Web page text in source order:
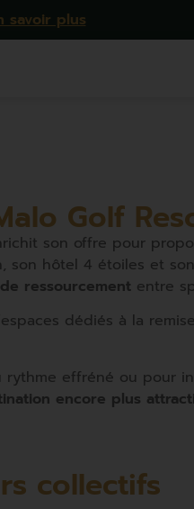
savoir plus
Golf
son offre pour
hôtel 4 étoiles et
ressourcement entre
dédiés à la
effréné ou pour
encore plus
collectifs